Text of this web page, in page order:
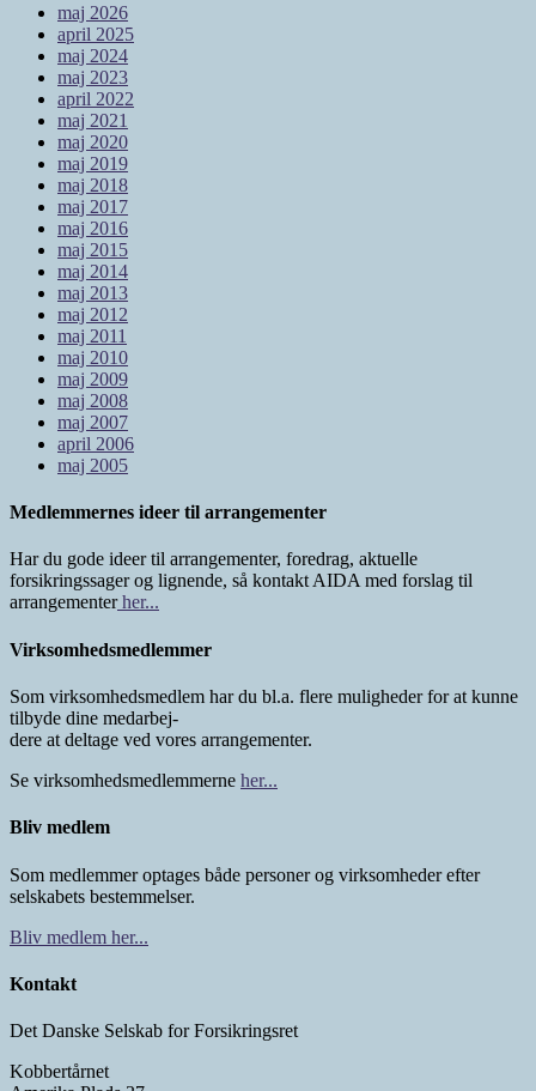
maj 2026
april 2025
maj 2024
maj 2023
april 2022
maj 2021
maj 2020
maj 2019
maj 2018
maj 2017
maj 2016
maj 2015
maj 2014
maj 2013
maj 2012
maj 2011
maj 2010
maj 2009
maj 2008
maj 2007
april 2006
maj 2005
Medlemmernes ideer til arrangementer
Har du gode ideer til arrangementer, foredrag, aktuelle
forsikringssager og lignende, så kontakt AIDA med forslag til
arrangementerher...
Virksomhedsmedlemmer
Som virksomhedsmedlem har du bl.a. flere muligheder for at kunne
tilbyde dine medarbej-
dere at deltage ved vores arrangementer.
Se virksomhedsmedlemmerne her...
Bliv medlem
Som medlemmer optages både personer og virksomheder efter
selskabets bestemmelser.
Bliv medlem her...
Kontakt
Det Danske Selskab for Forsikringsret
Kobbertårnet